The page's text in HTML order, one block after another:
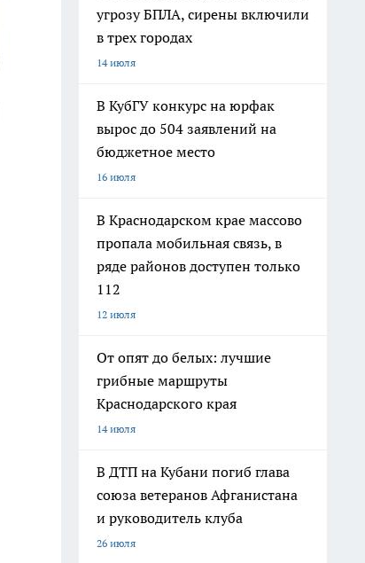
угрозу БПЛА, сирены включили
в трех городах
14 июля
В КубГУ конкурс на юрфак
вырос до 504 заявлений на
бюджетное место
16 июля
В Краснодарском крае массово
пропала мобильная связь, в
ряде районов доступен только
112
12 июля
От опят до белых: лучшие
грибные маршруты
Краснодарского края
14 июля
В ДТП на Кубани погиб глава
союза ветеранов Афганистана
и руководитель клуба
26 июля